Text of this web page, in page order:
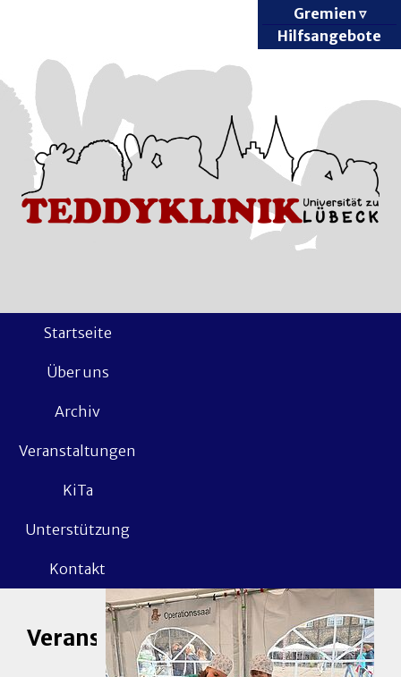
Gremien
Hilfsangebote
Startseite
Über uns
Archiv
Veranstaltungen
KiTa
Unterstützung
Kontakt
Veranstaltungen